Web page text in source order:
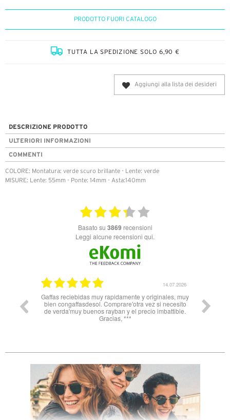
PRODOTTO FUORI CATALOGO
TUTTA LA SPEDIZIONE SOLO 6,90 €
Aggiungi alla lista dei desideri
DESCRIZIONE PRODOTTO
ULTERIORI INFORMAZIONI
COMMENTI
COLORE: Montatura: verde scuro brillante - Lente: verde
MISURE: Lente: 55mm - Ponte: 14mm - Asta:140mm
basato su 3869 recensioni
Leggi alcune recensioni qui.
14.07.2026
Gaffas reciebidas muy rapidamente y originales, muy
bien congaffasdesol. Comprare'otra vez si necesito
de verda'muy buenos rayban y el precio imbattible.
Gracias, ***